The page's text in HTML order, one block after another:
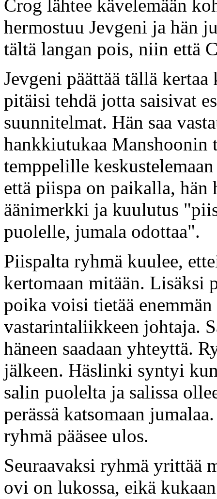
Crog lähtee kävelemään
hermostuu Jevgeni ja hän
tältä langan pois, niin että
Jevgeni päättää tällä
pitäisi tehdä jotta saisivat
suunnitelmat. Hän saa
hankkiutukaa
temppelille
että piispa on paikalla, hän
äänimerkki ja kuulutus
puolelle, jumala odottaa".
Piispalta ryhmä kuulee,
kertomaan mitään. Lisäksi
poika voisi tietää
vastarintaliikkeen johtaja.
häneen saadaan yhteyttä.
jälkeen. Häslinki syntyi
salin puolelta ja salissa
perässä katsomaan
ryhmä pääsee ulos.
Seuraavaksi ryhmä yrittää
ovi on lukossa, eikä